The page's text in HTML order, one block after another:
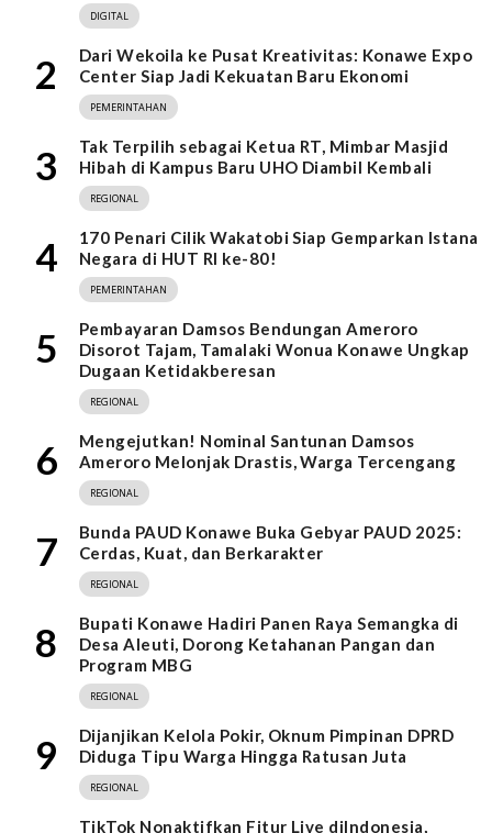
DIGITAL
2
Dari Wekoila ke Pusat Kreativitas: Konawe Expo
Center Siap Jadi Kekuatan Baru Ekonomi
PEMERINTAHAN
3
Tak Terpilih sebagai Ketua RT, Mimbar Masjid
Hibah di Kampus Baru UHO Diambil Kembali
REGIONAL
4
170 Penari Cilik Wakatobi Siap Gemparkan Istana
Negara di HUT RI ke-80!
PEMERINTAHAN
5
Pembayaran Damsos Bendungan Ameroro
Disorot Tajam, Tamalaki Wonua Konawe Ungkap
Dugaan Ketidakberesan
REGIONAL
6
Mengejutkan! Nominal Santunan Damsos
Ameroro Melonjak Drastis, Warga Tercengang
REGIONAL
7
Bunda PAUD Konawe Buka Gebyar PAUD 2025:
Cerdas, Kuat, dan Berkarakter
REGIONAL
8
Bupati Konawe Hadiri Panen Raya Semangka di
Desa Aleuti, Dorong Ketahanan Pangan dan
Program MBG
REGIONAL
9
Dijanjikan Kelola Pokir, Oknum Pimpinan DPRD
Diduga Tipu Warga Hingga Ratusan Juta
REGIONAL
TikTok Nonaktifkan Fitur Live diIndonesia,